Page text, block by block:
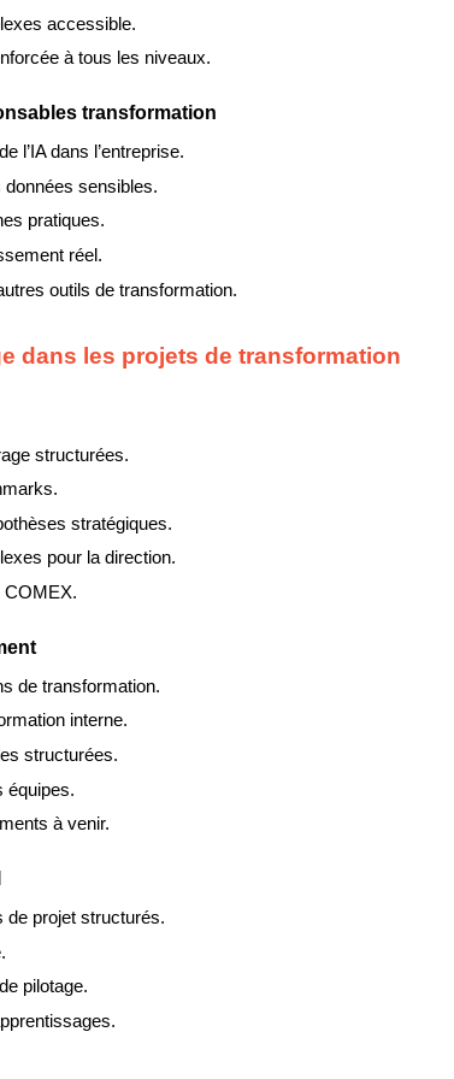
accessible.
à tous les niveaux.
transformation
l’IA dans l’entreprise.
données sensibles.
pratiques.
réel.
outils de transformation.
dans les projets de transformation
structurées.
stratégiques.
pour la direction.
COMEX.
de transformation.
interne.
structurées.
équipes.
à venir.
de projet structurés.
pilotage.